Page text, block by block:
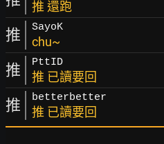
推 還跑
推 SayoK
chu~
推 PttID
推 已讀要回
推 betterbetter
推 已讀要回